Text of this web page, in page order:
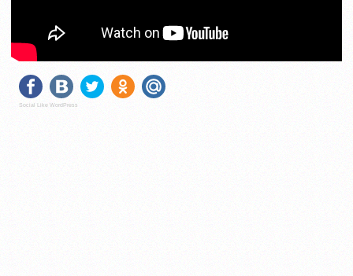
Social Like WordPress